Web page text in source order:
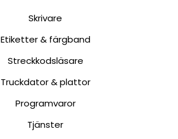
Skrivare
Etiketter & färgband
Streckkodsläsare
Truckdator & plattor
Programvaror
Tjänster